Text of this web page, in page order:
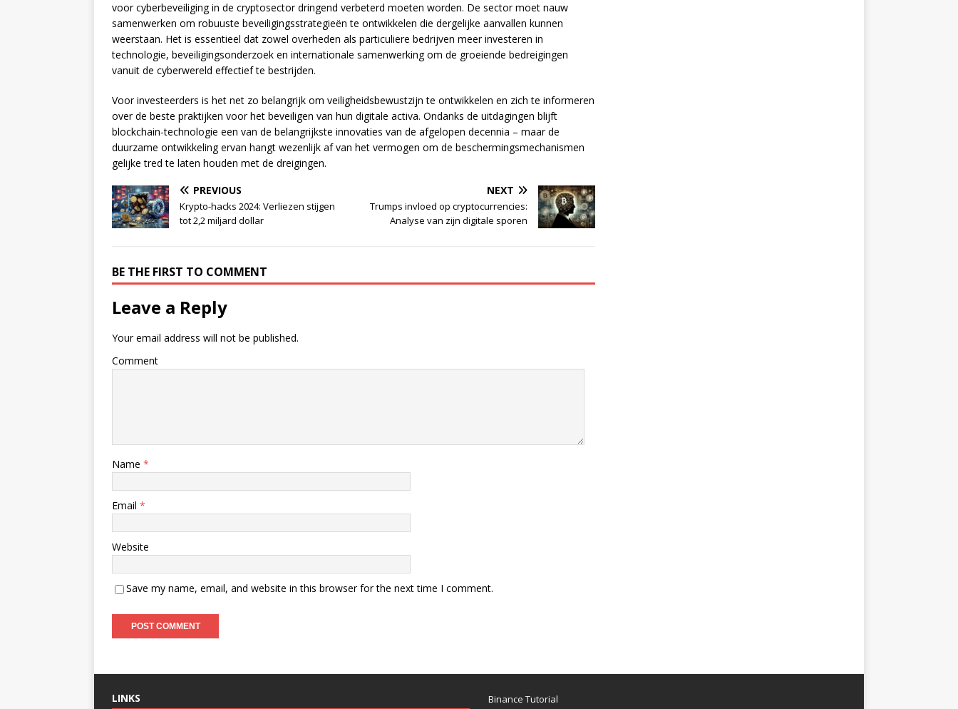
voor cyberbeveiliging in de cryptosector dringend verbeterd moeten worden. De sector moet nauw
samenwerken om robuuste beveiligingsstrategieën te ontwikkelen die dergelijke aanvallen kunnen
weerstaan. Het is essentieel dat zowel overheden als particuliere bedrijven meer investeren in
technologie, beveiligingsonderzoek en internationale samenwerking om de groeiende bedreigingen
vanuit de cyberwereld effectief te bestrijden.
Voor investeerders is het net zo belangrijk om veiligheidsbewustzijn te ontwikkelen en zich te informeren
over de beste praktijken voor het beveiligen van hun digitale activa. Ondanks de uitdagingen blijft
blockchain-technologie een van de belangrijkste innovaties van de afgelopen decennia – maar de
duurzame ontwikkeling ervan hangt wezenlijk af van het vermogen om de beschermingsmechanismen
gelijke tred te laten houden met de dreigingen.
PREVIOUS
Krypto-hacks 2024: Verliezen stijgen
tot 2,2 miljard dollar
NEXT
Trumps invloed op cryptocurrencies:
Analyse van zijn digitale sporen
BE THE FIRST TO COMMENT
Leave a Reply
Your email address will not be published.
Comment
Name *
Email *
Website
Save my name, email, and website in this browser for the next time I comment.
LINKS
Binance Tutorial